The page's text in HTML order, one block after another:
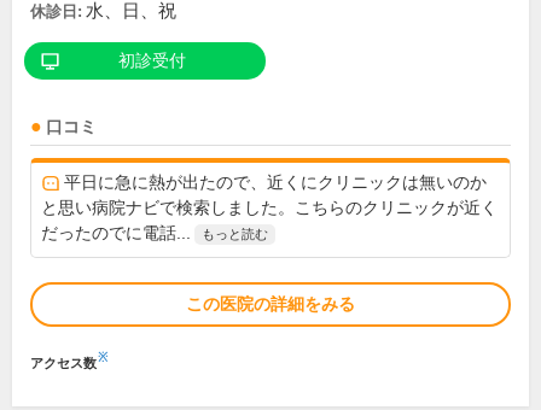
休診日: 水、日、祝
初診受付
口コミ
平日に急に熱が出たので、近くにクリニックは無いのか
と思い病院ナビで検索しました。こちらのクリニックが近く
だったのでに電話...
もっと読む
この医院の詳細をみる
アクセス数※